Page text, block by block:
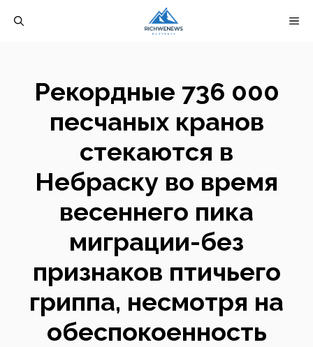
Рекордные 736 000
песчаных кранов
стекаются в
Небраску во время
весеннего пика
миграции-без
признаков птичьего
гриппа, несмотря на
обеспокоенность